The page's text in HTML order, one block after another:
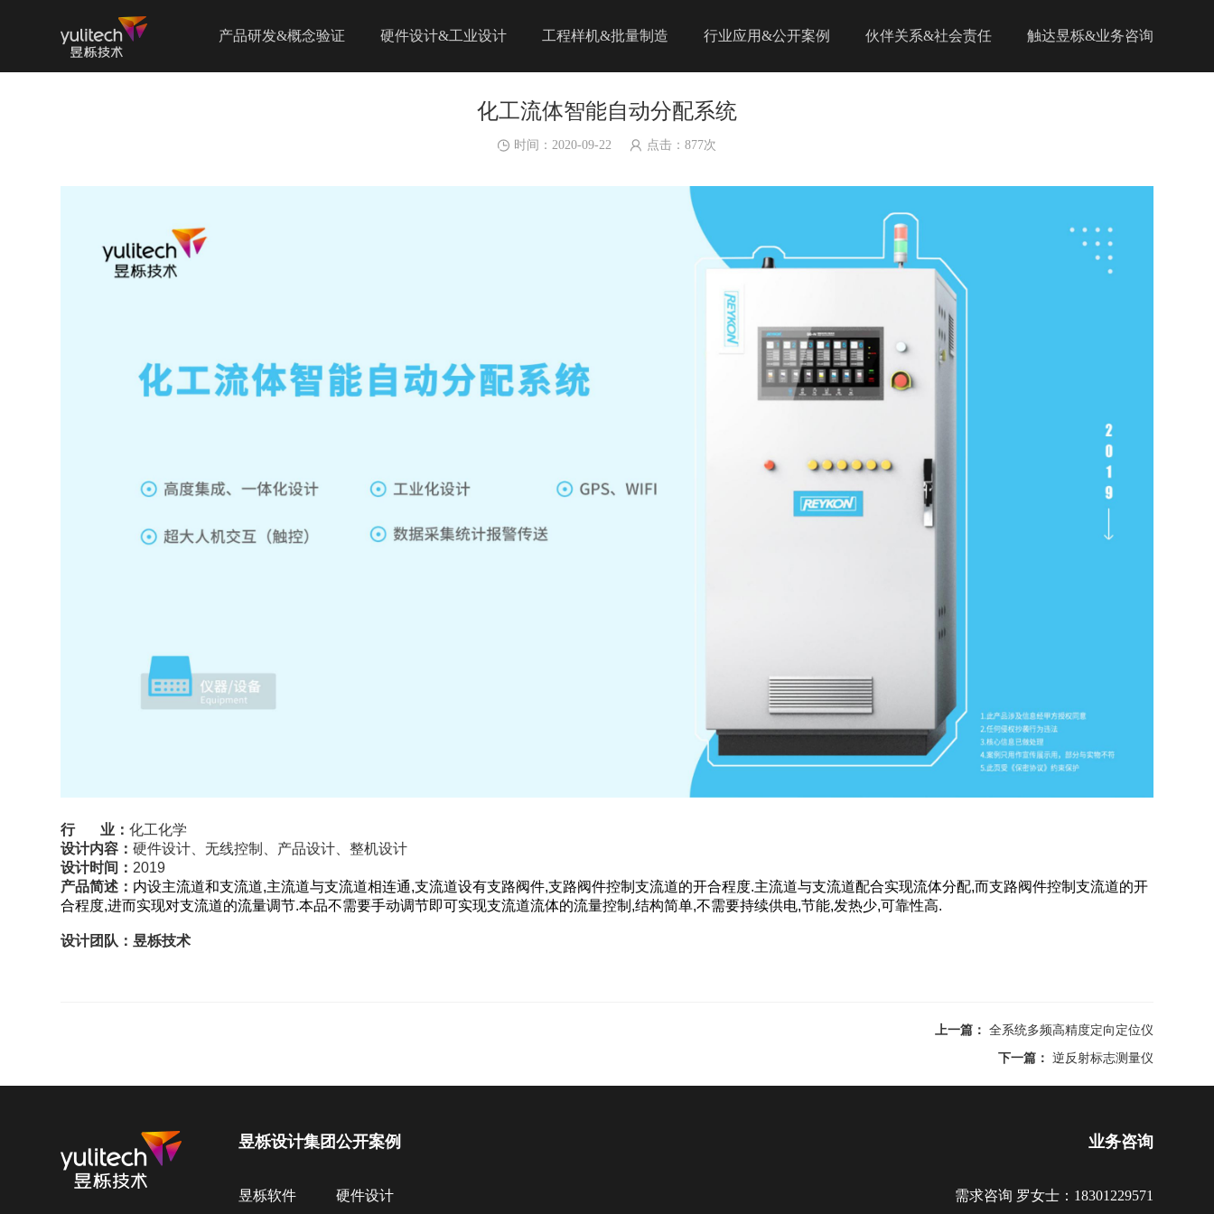
产品研发&概念验证 硬件设计&工业设计 工程样机&批量制造 行业应用&公开案例 伙伴关系&社会责任 触达昱栎&业务咨询
化工流体智能自动分配系统
时间：2020-09-22 点击： 877次
行 业：化工化学
设计内容：硬件设计、无线控制、产品设计、整机设计
设计时间： 2019
产品简述： 内设主流道和支流道,主流道与支流道相连通,支流道设有支路阀件,支路阀件控制支流道的开合程度.主流道与支流道配合实现流体分配,而支路阀件控制支流道的开
合程度,进而实现对支流道的流量调节.本品不需要手动调节即可实现支流道流体的流量控制,结构简单,不需要持续供电,节能,发热少,可靠性高.
设计团队：昱栎技术
上一篇： 全系统多频高精度定向定位仪
下一篇： 逆反射标志测量仪
昱栎设计集团
昱栎软件
公开案例
硬件设计
业务咨询
需求咨询 罗女士：18301229571